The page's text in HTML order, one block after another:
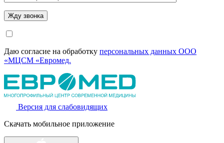
Даю согласие на обработку персональных данных ООО
«МЦСМ «Евромед.
Версия для слабовидящих
Скачать мобильное приложение